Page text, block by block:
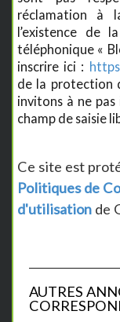
réclamation à
l’existence de
téléphonique «
inscrire ici :
de la protection
invitons à ne pas
champ de saisie
Ce site est
Politiques de
d'utilisation de
AUTRES